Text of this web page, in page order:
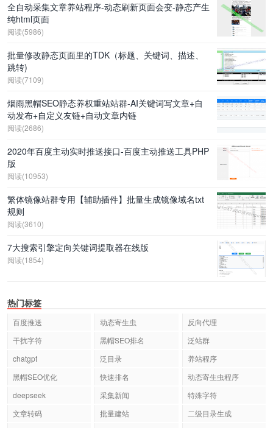
全自动采集文章养站程序-动态刷新页面会变-静态产生
纯html页面
阅读(5986)
批量修改静态页面里的TDK（标题、关键词、描述、
跳转)
阅读(7109)
烟雨黑帽SEO静态养权重站站群-AI关键词写文章+自
动发布+自定义友链+自动文章内链
阅读(2686)
2020年百度主动实时推送接口-百度主动推送工具PHP
版
阅读(10953)
繁体镜像站群专用【辅助插件】批量生成镜像域名txt
规则
阅读(3610)
7大搜索引擎定向关键词提取器在线版
阅读(1854)
热门标签
百度推送 动态寄生虫
反向代理
干扰字符
黑帽SEO排名
泛站群
chatgpt
泛目录
养站程序
黑帽SEO优化
快速排名
动态寄生虫程序
deepseek
采集新闻
特殊字符
文章转码
批量建站
二级目录生成